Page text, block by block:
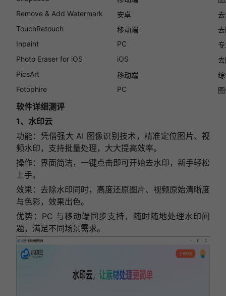
Remove & Add Watermark
安卓
TouchRetouch
移动端
Inpaint
PC
Photo Eraser for iOS
iOS
PicsArt
移动端
Fotophire
PC
软件详细测评
1、水印云
功能：凭借强大 AI 图像识别技术，精准定位图片、视
频水印，支持批量处理，大大提高效率。
操作：界面简洁，一键点击即可开始去水印，新手轻松
上手。
效果：去除水印同时，高度还原图片、视频原始清晰度
与色彩，效果出色。
优势：PC 与移动端同步支持，随时随地处理水印问
题，满足不同场景需求。